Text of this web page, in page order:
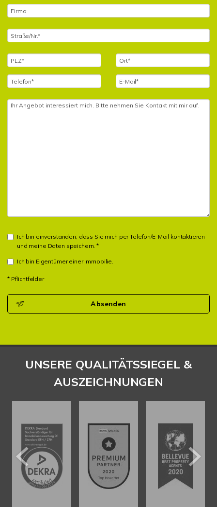
Ich bin einverstanden, dass Sie mich per Telefon/E-Mail kontaktieren
und meine Daten speichern. *
Ich bin Eigentümer einer Immobilie.
* Pflichtfelder
Absenden
UNSERE QUALITÄTSSIEGEL &
AUSZEICHNUNGEN